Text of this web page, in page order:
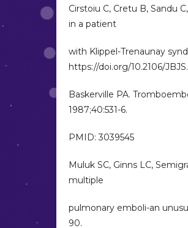
Cirstoiu C, Cretu B, Sandu
in a patient
with Klippel-Trenaunay
https://doi.org/10.2106/
Baskerville PA.
1987;40:531-6.
PMID: 3039545
Muluk SC, Ginns LC,
multiple
pulmonary emboli-an
90.